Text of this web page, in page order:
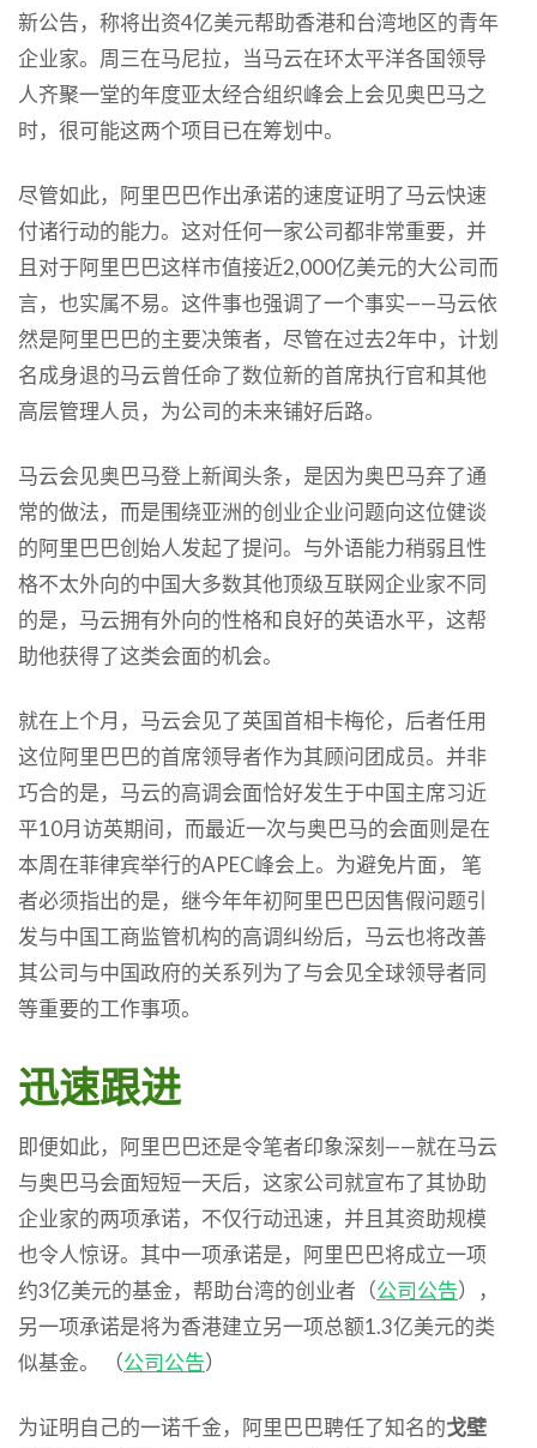
新公告，称将出资4亿美元帮助香港和台湾地区的青年
企业家。周三在马尼拉，当马云在环太平洋各国领导
人齐聚一堂的年度亚太经合组织峰会上会见奥巴马之
时，很可能这两个项目已在筹划中。
尽管如此，阿里巴巴作出承诺的速度证明了马云快速
付诸行动的能力。这对任何一家公司都非常重要，并
且对于阿里巴巴这样市值接近2,000亿美元的大公司而
言，也实属不易。这件事也强调了一个事实——马云依
然是阿里巴巴的主要决策者，尽管在过去2年中，计划
名成身退的马云曾任命了数位新的首席执行官和其他
高层管理人员，为公司的未来铺好后路。
马云会见奥巴马登上新闻头条，是因为奥巴马弃了通
常的做法，而是围绕亚洲的创业企业问题向这位健谈
的阿里巴巴创始人发起了提问。与外语能力稍弱且性
格不太外向的中国大多数其他顶级互联网企业家不同
的是，马云拥有外向的性格和良好的英语水平，这帮
助他获得了这类会面的机会。
就在上个月，马云会见了英国首相卡梅伦，后者任用
这位阿里巴巴的首席领导者作为其顾问团成员。并非
巧合的是，马云的高调会面恰好发生于中国主席习近
平10月访英期间，而最近一次与奥巴马的会面则是在
本周在菲律宾举行的APEC峰会上。为避免片面， 笔
者必须指出的是，继今年年初阿里巴巴因售假问题引
发与中国工商监管机构的高调纠纷后，马云也将改善
其公司与中国政府的关系列为了与会见全球领导者同
等重要的工作事项。
迅速跟进
即便如此，阿里巴巴还是令笔者印象深刻——就在马云
与奥巴马会面短短一天后，这家公司就宣布了其协助
企业家的两项承诺，不仅行动迅速，并且其资助规模
也令人惊讶。其中一项承诺是，阿里巴巴将成立一项
约3亿美元的基金，帮助台湾的创业者（公司公告），
另一项承诺是将为香港建立另一项总额1.3亿美元的类
似基金。 （公司公告）
为证明自己的一诺千金，阿里巴巴聘任了知名的戈壁